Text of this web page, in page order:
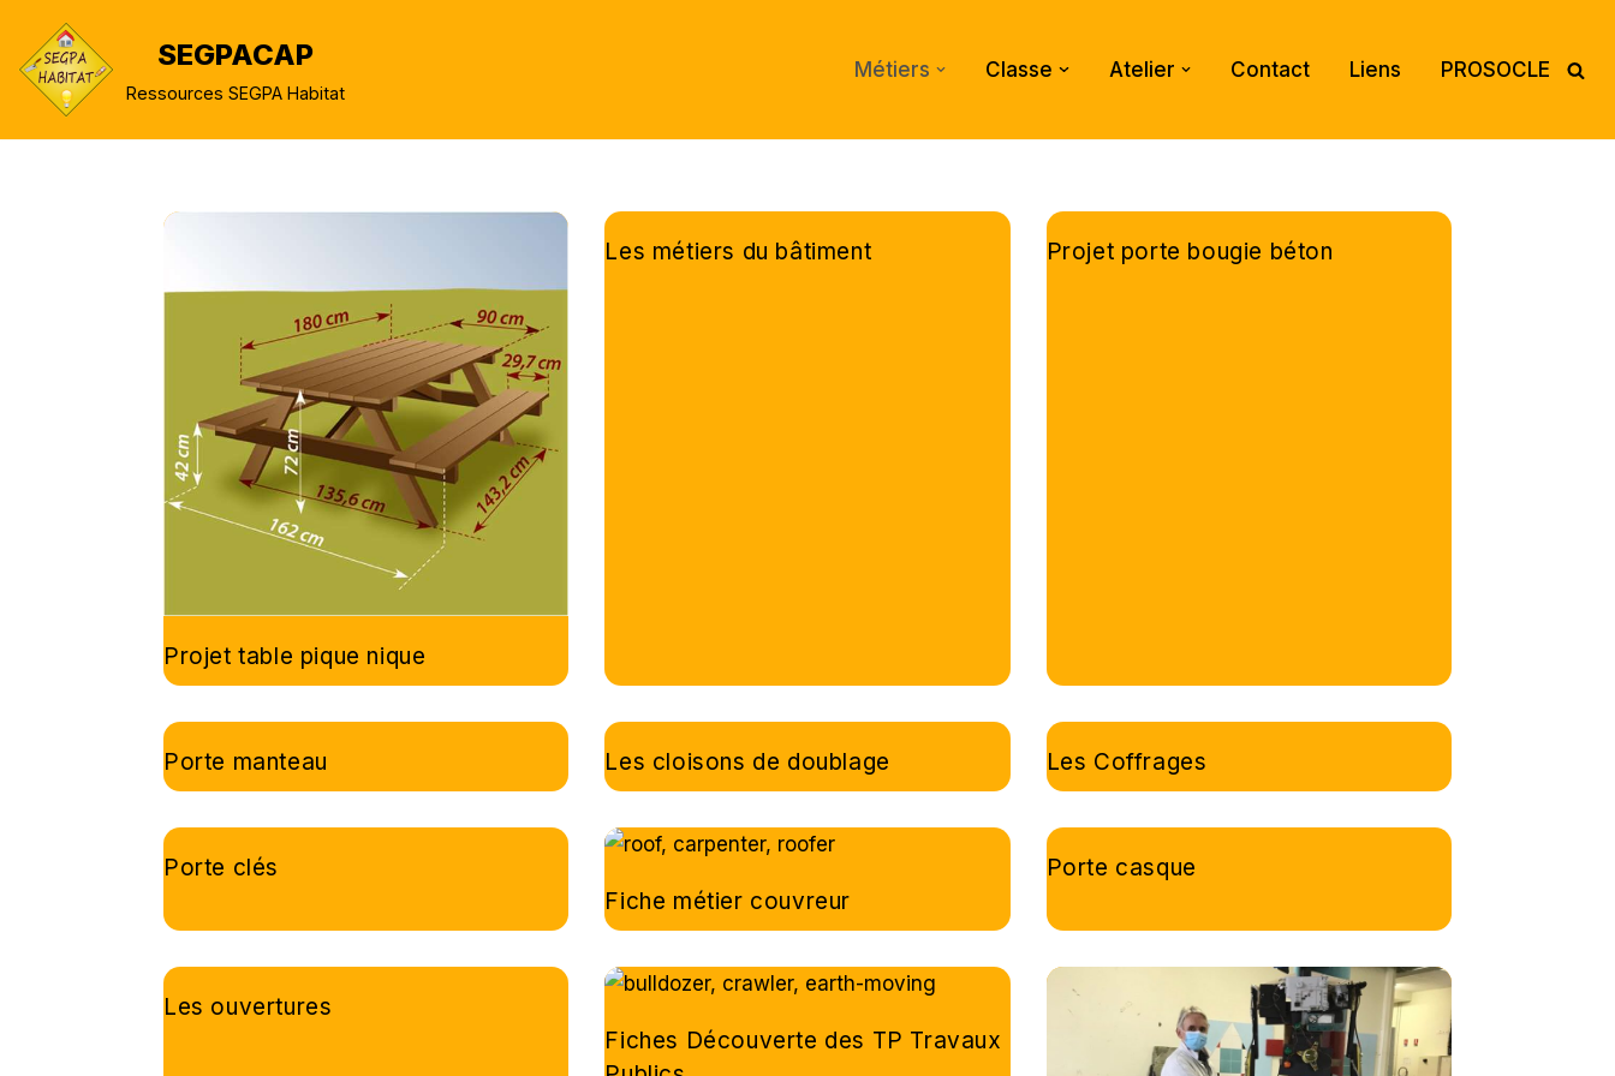
Aller
contenu
SEGPACAP
Ressources SEGPA Habitat
Métiers Classe Atelier Contact Liens PROSOCLE
Projet table pique nique
Les métiers du bâtiment Projet porte bougie béton
Porte manteau Les cloisons de doublage Les Coffrages
Porte clés
Fiche métier couvreur
Porte casque
Les ouvertures
Fiches Découverte des TP Travaux